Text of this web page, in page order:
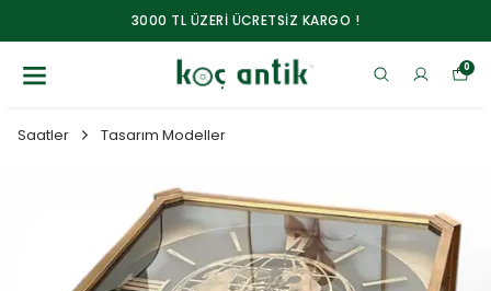
3000 TL ÜZERİ ÜCRETSİZ KARGO !
0
Saatler Tasarım Modeller